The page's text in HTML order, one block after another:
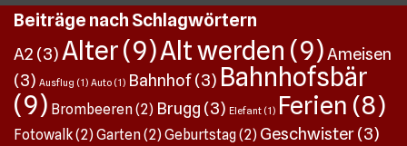
Beiträge nach Schlagwörtern
A2 (3)Alter(9)Alt werden (9)Ameisen
(3) Ausflug (1) Auto (1) Bahnhof(3) Bahnhofsbär
(9) Brombeeren(2) Brugg (3) Elefant (1) Ferien (8)
Fotowalk(2)Garten(2)Geburtstag(2) Geschwister(3)